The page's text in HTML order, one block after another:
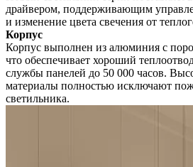
драйвером, поддерживающим
и изменение цвета свечения от
Корпус
Корпус выполнен из алюминия с
что обеспечивает хороший
службы панелей до 50 000 часов.
материалы полностью исключают
светильника.